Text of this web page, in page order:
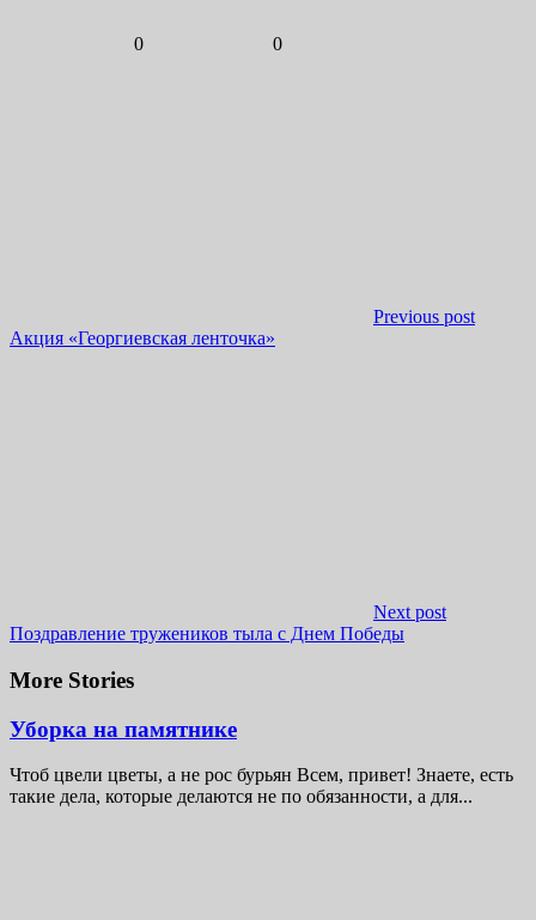
0 0
Previous post
Акция «Георгиевская ленточка»
Next post
Поздравление тружеников тыла с Днем Победы
More Stories
Уборка на памятнике
Чтоб цвели цветы, а не рос бурьян Всем, привет! Знаете, есть
такие дела, которые делаются не по обязанности, а для...